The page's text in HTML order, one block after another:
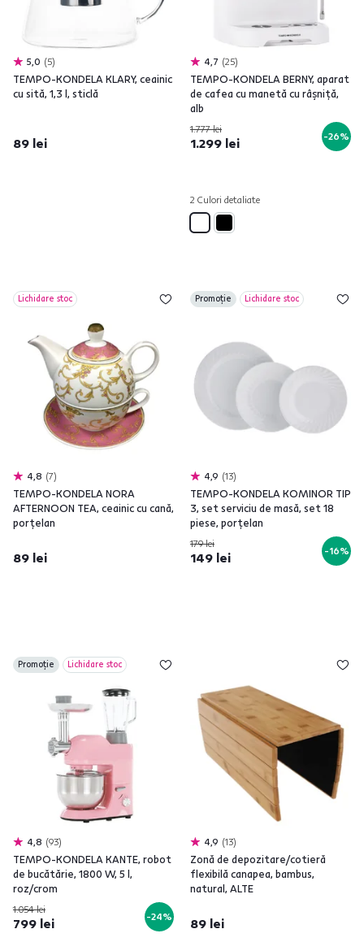
5,0 5
TEMPO-KONDELA KLARY, ceainic
cu sită, 1,3 l, sticlă
89 lei
4,7 25
TEMPO-KONDELA BERNY, aparat
de cafea cu manetă cu râşniţă,
alb
1.777 lei
1.299 lei -26%
2 Culori detaliate
Lichidare stoc
4,8 7
TEMPO-KONDELA NORA
AFTERNOON TEA, ceainic cu cană,
porţelan
89 lei
Promoție Lichidare stoc
4,9 13
TEMPO-KONDELA KOMINOR TIP
3, set serviciu de masă, set 18
piese, porţelan
179 lei
149 lei -16%
Promoție Lichidare stoc
4,8 93
TEMPO-KONDELA KANTE, robot
de bucătărie, 1800 W, 5 l,
roz/crom
1.054 lei
799 lei -24%
4,9 13
Zonă de depozitare/cotieră
flexibilă canapea, bambus,
natural, ALTE
89 lei